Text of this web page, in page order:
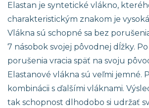
Elastan je syntetické vlákno,
charakteristickým znakom je
Vlákna sú schopné sa bez
7 násobok svojej pôvodnej dĺžky.
porušenia vracia späť na svoju
Elastanové vlákna sú veľmi jemné.
kombinácii s ďalšími vláknami.
tak schopnost dlhodobo si udržať